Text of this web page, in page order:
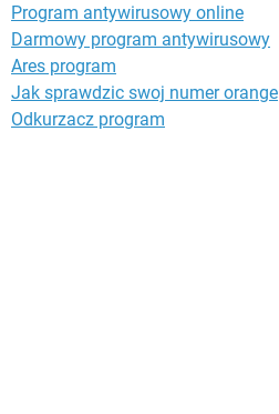
Program antywirusowy online
Darmowy program antywirusowy
Ares program
Jak sprawdzic swoj numer orange
Odkurzacz program